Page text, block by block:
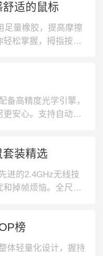
适的鼠标
足量橡胶，提高摩擦
轻松掌握，拇指按
场合，分辨率高达1
戴尔WM118
备高精度光学引擎，
更安心。支持自动休
适，使用得心应
很好适应各种游戏。
装精选
进的2.4GHz无线技
掉帧烦恼。全尺寸
心更省力。微弧面
适细腻的手感。3. 双
榜
体轻量化设计，握持